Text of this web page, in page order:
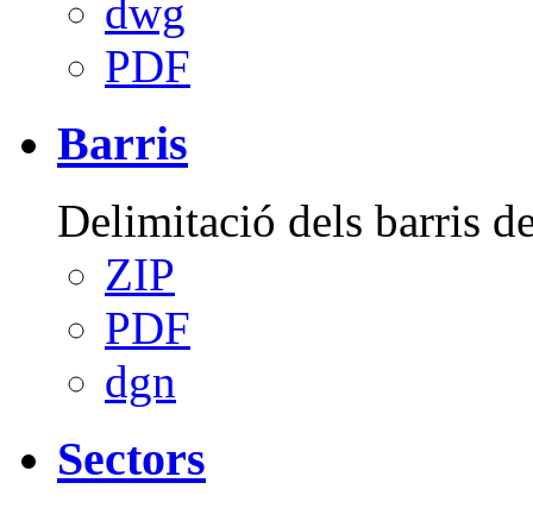
dwg
PDF
Barris
Delimitació dels barris
ZIP
PDF
dgn
Sectors